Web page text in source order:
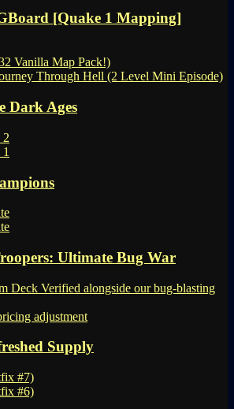
[Quake 1 Mapping]
Vanilla Map Pack!)
Through Hell (2 Level Mini Episode)
Dark Ages
2
Ultimate Bug War
Deck Verified alongside our bug-blasting
adjustment
Supply
#7)
#6)